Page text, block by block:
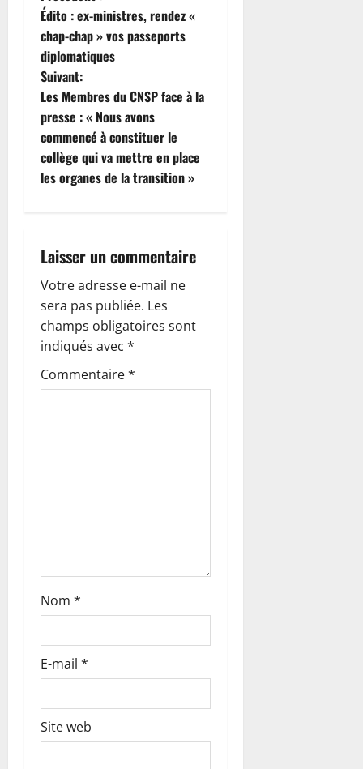
a
v
i
g
a
i
o
n
d
’
l
e
Édito : ex-ministres, rendez «
chap-chap » vos passeports
diplomatiques
Suivant:
Les Membres du CNSP face à la
presse : « Nous avons
commencé à constituer le
collège qui va mettre en place
les organes de la transition »
Laisser un commentaire
Votre adresse e-mail ne
sera pas publiée. Les
champs obligatoires sont
indiqués avec *
Commentaire*
Nom *
E-mail *
Site web